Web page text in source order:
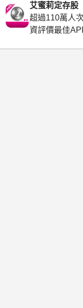
艾蜜莉定存股
超過110萬人
資評價最佳